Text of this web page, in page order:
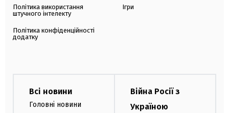
Політика використання
штучного інтелекту
Політика конфіденційності
додатку
Ігри
Всі новини
Головні новини
Війна Росії з
Україною